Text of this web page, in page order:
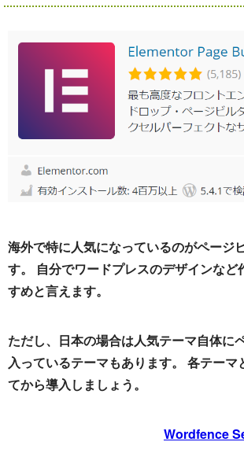
海外で特に人気になっているのがページ
す。 自分でワードプレスのデザインなど
すめと言えます。
ただし、日本の場合は人気テーマ自体に
入っているテーマもあります。 各テーマ
てから導入しましょう。
Wordfence